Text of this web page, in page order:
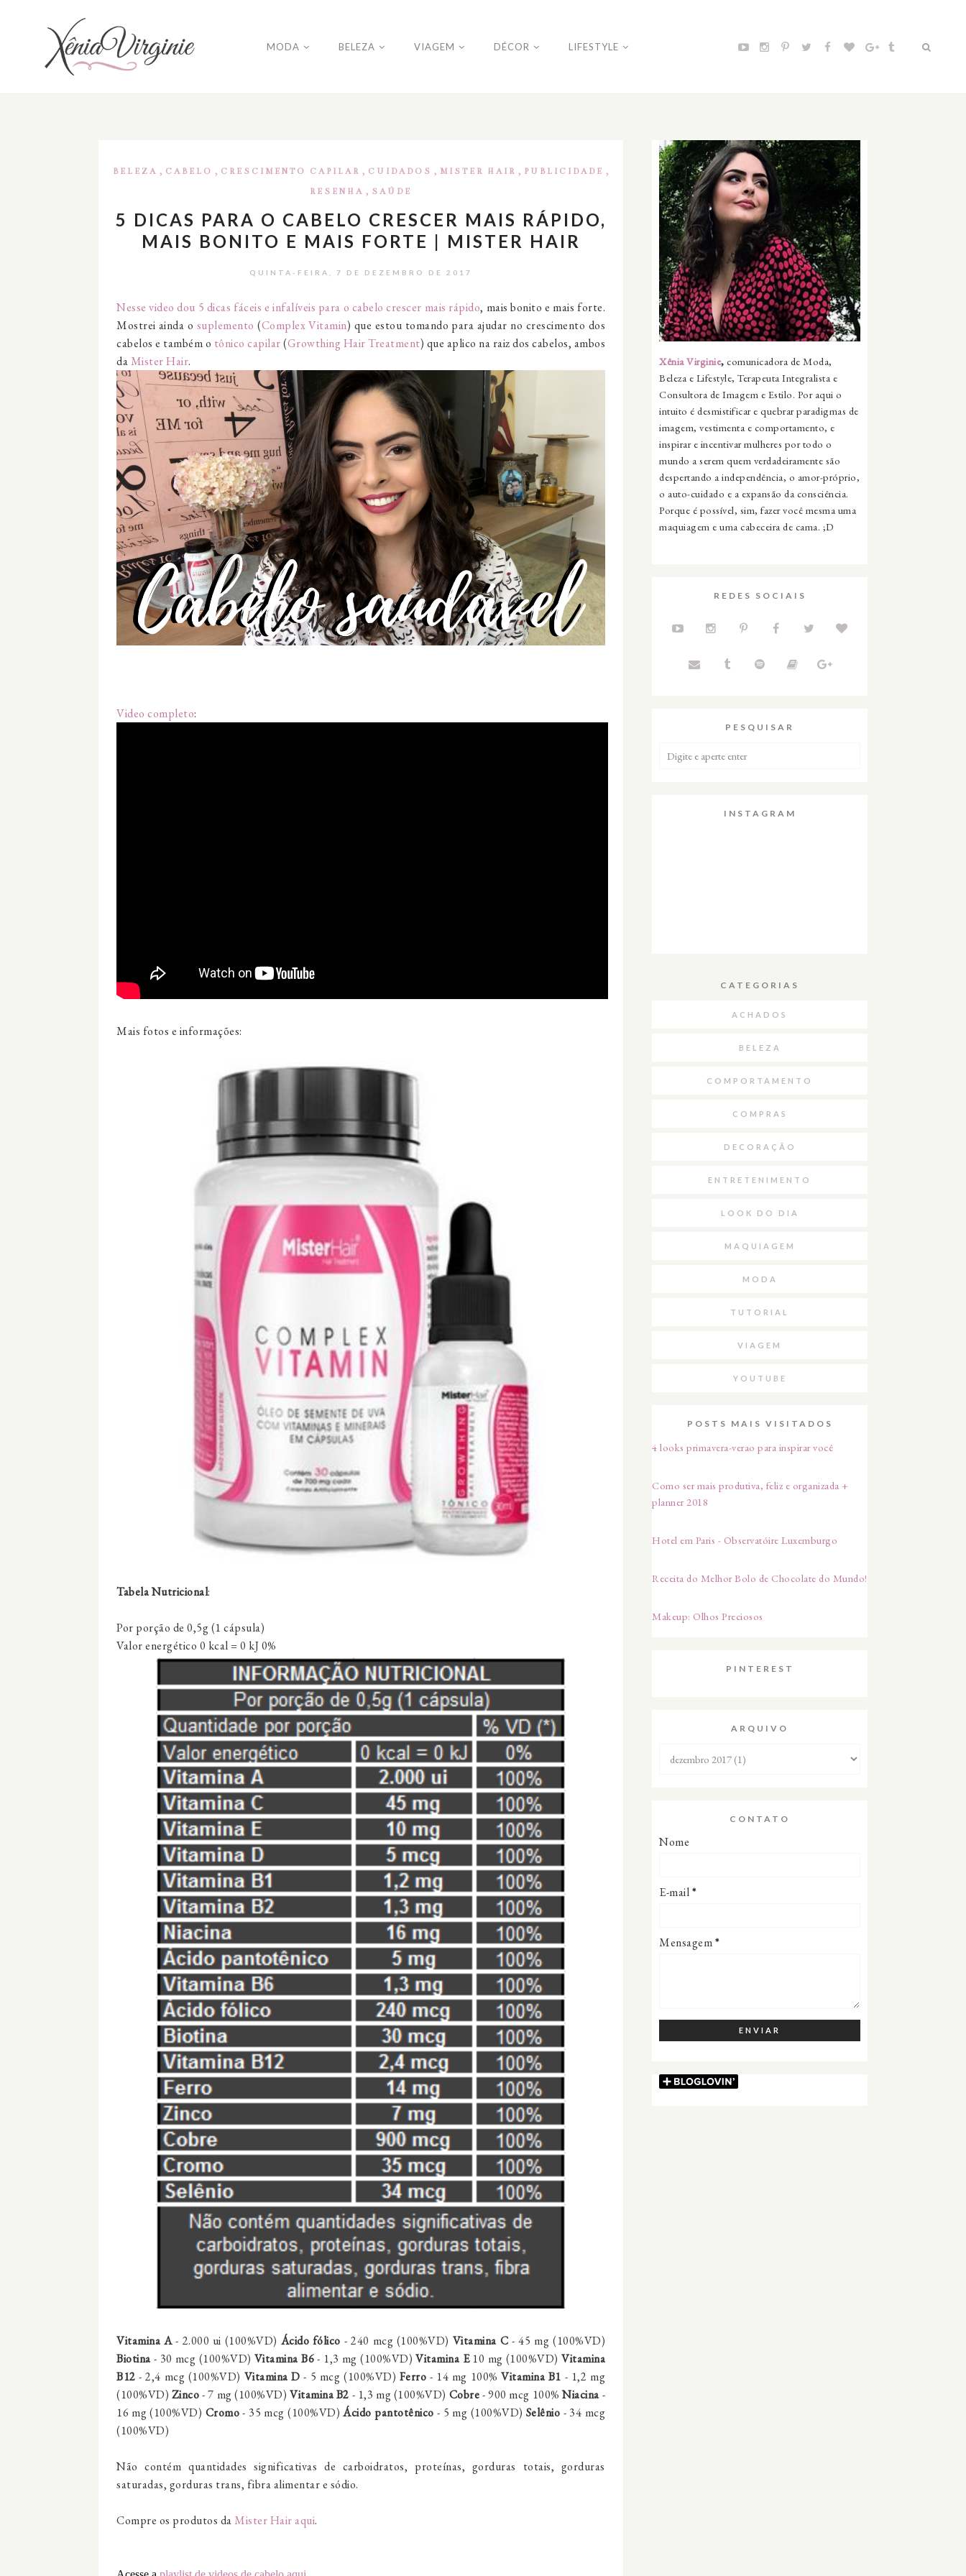
MODA BELEZA VIAGEM DÉCOR LIFESTYLE
BELEZA , CABELO , CRESCIMENTO CAPILAR , CUIDADOS , MISTER HAIR , PUBLICIDADE ,
RESENHA , SAÚDE
5 DICAS PARA O CABELO CRESCER MAIS RÁPIDO,
MAIS BONITO E MAIS FORTE | MISTER HAIR
QUINTA-FEIRA, 7 DE DEZEMBRO DE 2017
Nesse video dou 5 dicas fáceis e infalíveis para o cabelo crescer mais rápido, mais bonito e mais forte.
Mostrei ainda o suplemento (Complex Vitamin) que estou tomando para ajudar no crescimento dos
cabelos e também o tônico capilar(Growthing Hair Treatment) que aplico na raiz dos cabelos, ambos
da Mister Hair.
Video completo:
Mais fotos e informações:
Tabela Nutricional:
Por porção de 0,5g (1 cápsula)
Valor energético 0 kcal = 0 kJ 0%
Vitamina A- 2.000 ui (100%VD) Ácido fólico - 240 mcg (100%VD) Vitamina C - 45 mg (100%VD)
Biotina - 30 mcg (100%VD) Vitamina B6- 1,3 mg (100%VD)Vitamina E10 mg (100%VD) Vitamina
B12 - 2,4 mcg (100%VD) Vitamina D - 5 mcg (100%VD) Ferro - 14 mg 100%Vitamina B1 - 1,2 mg
(100%VD) Zinco- 7 mg (100%VD) Vitamina B2 - 1,3 mg (100%VD) Cobre- 900 mcg 100%Niacina -
16 mg (100%VD) Cromo- 35 mcg (100%VD)Ácido pantotênico - 5 mg (100%VD) Selênio - 34 mcg
(100%VD)
Não contém quantidades significativas de carboidratos, proteínas, gorduras totais, gorduras
saturadas, gorduras trans, fibra alimentar e sódio.
Compre os produtos da Mister Hair aqui.
Xênia Virginie, comunicadora de Moda,
Beleza e Lifestyle, Terapeuta Integralista e
Consultora de Imagem e Estilo. Por aqui o
intuito é desmistificar e quebrar paradigmas de
imagem, vestimenta e comportamento, e
inspirar e incentivar mulheres por todo o
mundo a serem quem verdadeiramente são
despertando a independência, o amor-próprio,
o auto-cuidado e a expansão da consciência.
Porque é possível, sim, fazer você mesma uma
maquiagem e uma cabeceira de cama. ;D
REDES SOCIAIS
PESQUISAR
INSTAGRAM
CATEGORIAS
ACHADOS
BELEZA
COMPORTAMENTO
COMPRAS
DECORAÇÃO
ENTRETENIMENTO
LOOK DO DIA
MAQUIAGEM
MODA
TUTORIAL
VIAGEM
YOUTUBE
POSTS MAIS VISITADOS
4 looks primavera-verao para inspirar você
Como ser mais produtiva, feliz e organizada +
planner 2018
Hotel em Paris - Observatóire Luxemburgo
Receita do Melhor Bolo de Chocolate do Mundo!
Makeup: Olhos Preciosos
PINTEREST
ARQUIVO
CONTATO
Nome
E-mail*
Mensagem*